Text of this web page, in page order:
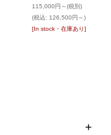
115,000円～(税別)
(税込: 126,500円～)
[In stock・在庫あり]